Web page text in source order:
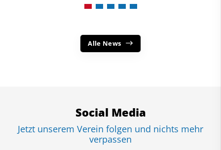
Alle News
Social Media
Jetzt unserem Verein folgen und nichts mehr
verpassen